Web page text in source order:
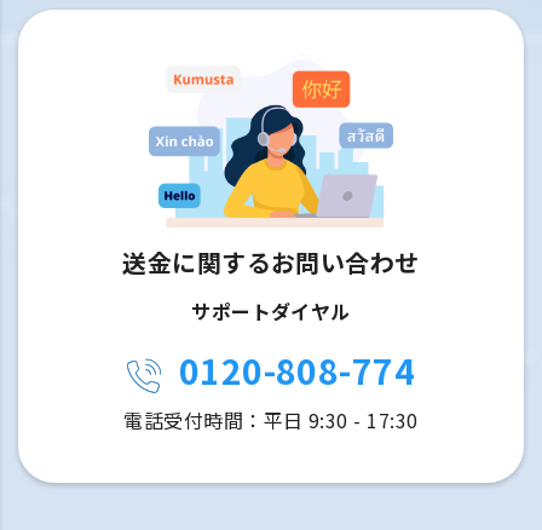
送金に関するお問い合わせ
サポートダイヤル
0120-808-774
電話受付時間：平日 9:30 - 17:30